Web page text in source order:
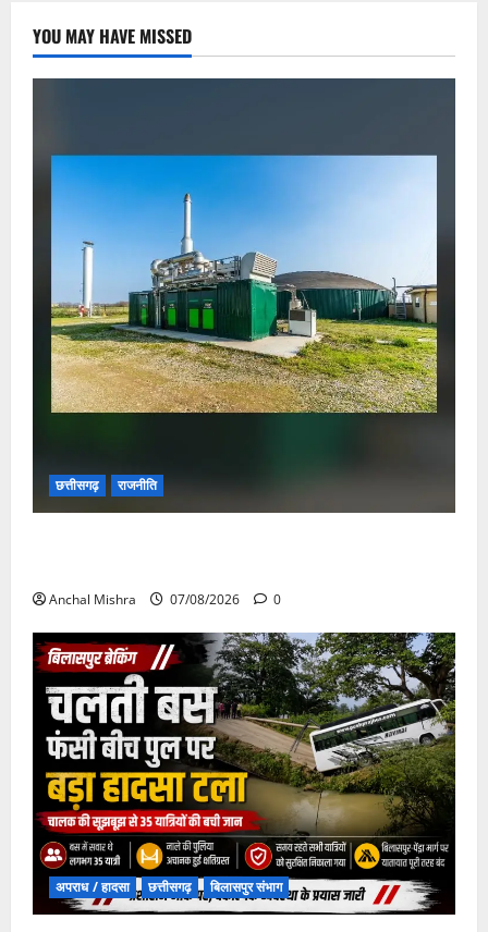
YOU MAY HAVE MISSED
छत्तीसगढ़ राजनीति
Anchal Mishra 07/08/2026 0
अपराध / हादसा छत्तीसगढ़ बिलासपुर संभाग